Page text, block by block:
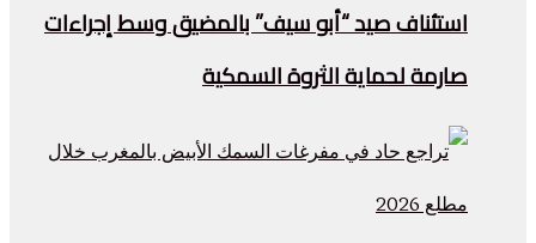
استئناف صيد “أبو سيف” بالمضيق وسط إجراءات
صارمة لحماية الثروة السمكية